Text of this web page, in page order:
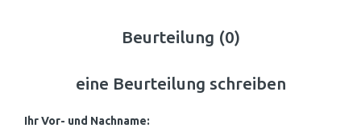
Beurteilung (0)
eine Beurteilung schreiben
Ihr Vor- und Nachname: